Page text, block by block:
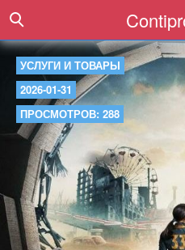
УСЛУГИ И ТОВАРЫ
2026-01-31
ПРОСМОТРОВ: 288